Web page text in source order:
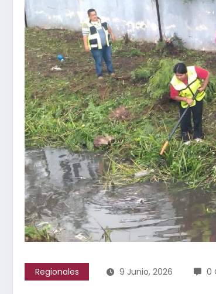
Regionales 9 Junio, 2026 0